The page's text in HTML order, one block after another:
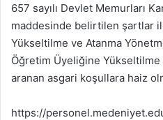
657 sayılı Devlet Memurları
maddesinde belirtilen şartlar
Yükseltilme ve Atanma
Öğretim Üyeliğine
aranan asgari koşullara haiz
https://